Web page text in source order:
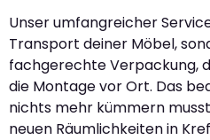
Unser umfangreicher
Transport deiner Möbel,
fachgerechte Verpackung,
die Montage vor Ort. Das
nichts mehr kümmern
neuen Räumlichkeiten in